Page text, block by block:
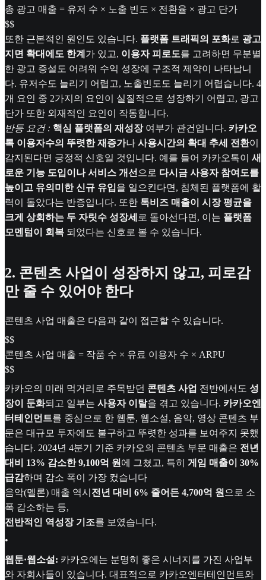
총 광고 매출 = 유저 수 × 노출 빈도 × 전환율 × 광고 단가
$$
또한 근본적인 원인도 있습니다. 플랫폼 트래픽의 포화로 광고
지면 확대에도 한계 가 있고, 이용자 피로도를 고려하면 무분별
한 광고 증설도 어려워 수익 성장에 구조적 제약이 나타납니
다. 유저수도 늘리기 어렵고, 노출빈도도 늘리기 어렵습니다. 4
개 요인 중 2가지의 요인이 실질적으로 성장하기 어렵고, 광고
단가 또한 외재적인 요인이 작동합니다.
반등 요건 : 핵심 플랫폼의 재성장여부가 관건입니다. 카카오
톡 이용자수의 뚜렷한 재증가나 사용시간의 확대 추세 전환이
감지된다면 긍정적 신호일 것입니다. 예를 들어 카카오톡이 새
로운 기능 도입이나 서비스 개선 으로 다시금 사용자 참여도를
높이고 유의미한 신규 유입을 일으킨다면, 침체된 플랫폼에 활
력이 돌았다는 반증입니다. 또한 톡비즈 매출이 시장 평균을
크게 상회하는 두 자릿수 성장세 로 돌아선다면, 이는 플랫폼
모멘텀이 회복 되었다는 신호로 볼 수 있습니다.
2. 콘텐츠 사업이 성장하지 않고, 피로감
만 줄 수 있어야 한다
콘텐츠 사업 매출은 다음과 같이 접근할 수 있습니다.
$$
콘텐츠 사업 매출 = 작품 수 × 유료 이용자 수 × ARPU
$$
카카오의 미래 먹거리로 주목받던 콘텐츠 사업 전반에서도 성
장이 둔화되고 일부는 사용자 이탈을 겪고 있습니다. 카카오엔
터테인먼트를 중심으로 한 웹툰, 웹소설, 음악, 영상 콘텐츠 부
문은 대규모 투자에도 불구하고 뚜렷한 성과를 보여주지 못했
습니다. 2024년 4분기 기준 카카오의 콘텐츠 부문 매출은 전년
대비 13% 감소한 9,100억 원 에 그쳤고, 특히 게임 매출이 30%
급감하며 감소 폭이 가장 컸습니다
음악(멜론) 매출 역시 전년 대비 6% 줄어든 4,700억 원 으로 소
폭 감소하는 등,
전반적인 역성장 기조를 보였습니다.
•
웹툰·웹소설: 카카오에는 분명히 좋은 시너지를 가진 사업부
와 자회사들이 있습니다. 대표적으로 카카오엔터테인먼트와